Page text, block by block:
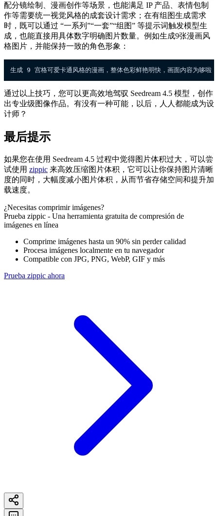
配分镜绘制、漫画创作等场景，也能满足 IP 产品、表情包制
作等需要统一视觉风格的成套设计需求；在有组图生成需求
时，既可以通过 “一系列”“一套”“组图” 等提示词触发模型生
成，也能直接用具体数字明确图片数量。例如生成9张漫画风
格图片，并能保持一致的角色形象：
通过以上技巧，您可以更高效地驾驭 Seedream 4.5 模型，创作
出专业级图像作品。有没有一种可能，以后，人人都能成为设
计师？
最后提示
如果您在使用 Seedream 4.5 过程中觉得图片体积过大，可以尝
试使用 zippic 来高效压缩图片体积，它可以让你保持图片清晰
度的同时，大幅度减小图片体积，从而节省存储空间和提升加
载速度。
¿Necesitas comprimir imágenes?
Prueba zippic - Una herramienta gratuita de compresión de
imágenes en línea
Comprime imágenes hasta un 90% sin perder calidad
Procesa imágenes localmente en tu navegador
Compatible con JPG, PNG, WebP, GIF y más
Prueba zippic ahora